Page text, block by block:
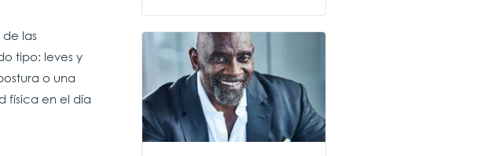
las
tipo: leves y
o una
física en el día